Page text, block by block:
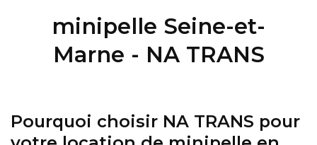
minipelle Seine-et-
Marne - NA TRANS
Pourquoi choisir NA TRANS pour